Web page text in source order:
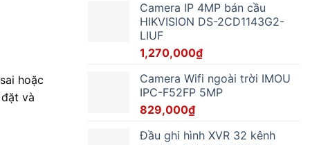
hoặc
và
Camera IP 4MP bán cầu
HIKVISION DS-2CD1143G2-
LIUF
1,270,000₫
Camera Wifi ngoài trời IMOU
IPC-F52FP 5MP
829,000₫
Đầu ghi hình XVR 32 kênh